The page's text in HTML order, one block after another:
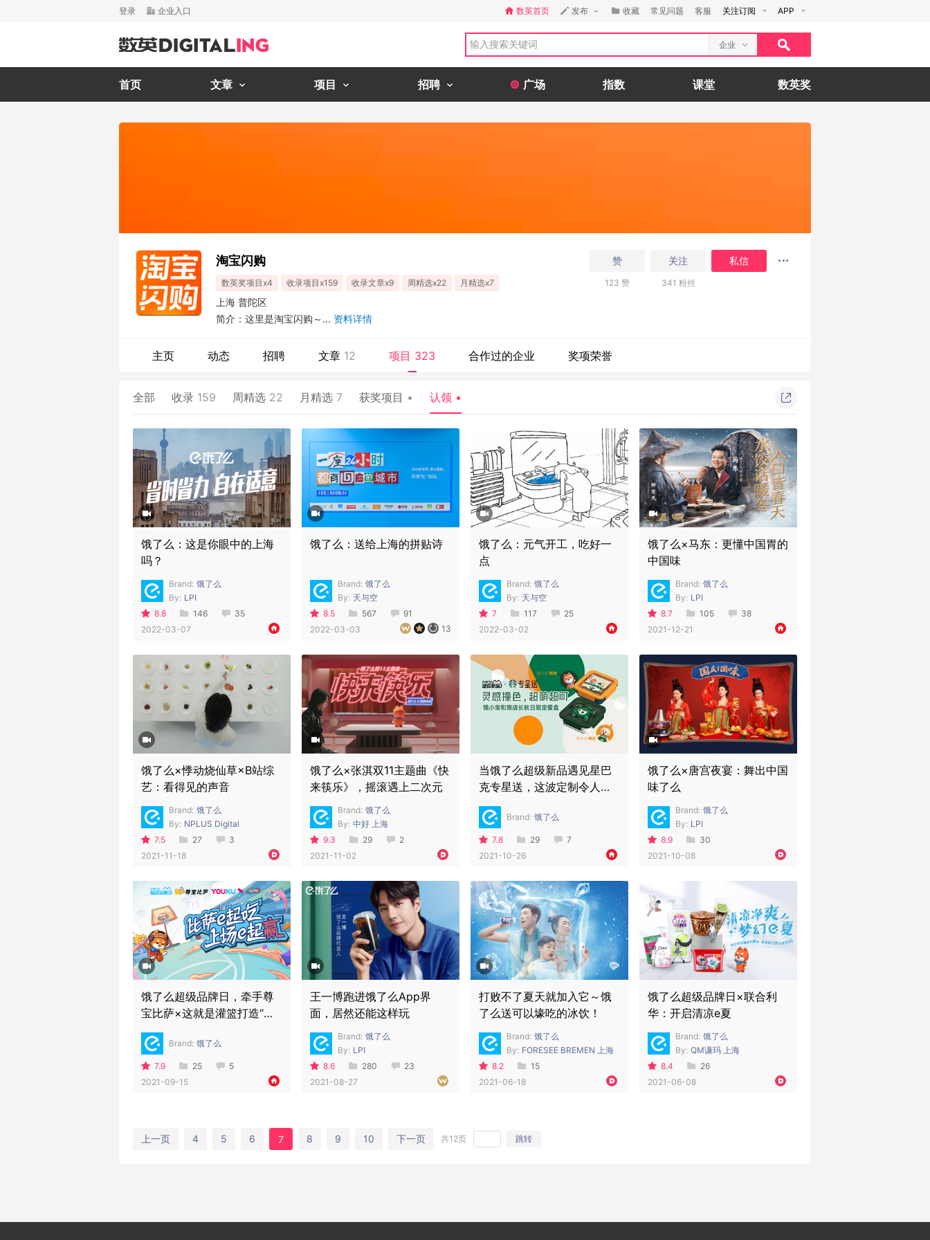
登录 企业入口 数英首页 发布 收藏 常见问题 客服 关注订阅 APP
企业
首页 文章 项目 招聘 广场 指数 课堂 数英奖
淘宝闪购
数英奖项目x4 收录项目x159 收录文章x9 周精选x22 月精选x7
赞 关注 私信
123 赞 341 粉丝
上海 普陀区
简介：这里是淘宝闪购～... 资料详情
主页 动态 招聘 文章 12 项目 323 合作过的企业 奖项荣誉
全部 收录 159 周精选 22 月精选 7 获奖项目 • 认领 •
饿了么：这是你眼中的上海
吗？
Brand: 饿了么
By: LPI
8.8
146
35
2022-03-07
饿了么：送给上海的拼贴诗
Brand: 饿了么
By: 天与空
8.5
567
91
2022-03-03
13
饿了么：元气开工，吃好一
点
Brand: 饿了么
By: 天与空
7
117
25
2022-03-02
饿了么×马东：更懂中国胃的
中国味
Brand: 饿了么
By: LPI
8.7
105
38
2021-12-21
饿了么×悸动烧仙草×B站综
艺：看得见的声音
Brand: 饿了么
By: NPLUS Digital
7.5
27
3
2021-11-18
饿了么×张淇双11主题曲《快
来筷乐》，摇滚遇上二次元
Brand: 饿了么
By: 中好 上海
9.3
29
2
2021-11-02
当饿了么超级新品遇见星巴
克专星送，这波定制令人上
头！
Brand: 饿了么
7.8 29
7
2021-10-26
饿了么×唐宫夜宴：舞出中国
味了么
Brand: 饿了么
By: LPI
8.9
30
2021-10-08
饿了么超级品牌日，牵手尊
宝比萨×这就是灌篮打造“黄
金三角”
Brand: 饿了么
7.9 25
5
2021-09-15
王一博跑进饿了么App界
面，居然还能这样玩
Brand: 饿了么
By: LPI
8.6
280
23
2021-08-27
打败不了夏天就加入它～饿
了么送可以壕吃的冰饮！
Brand: 饿了么
By: FORESEE BREMEN 上海
8.2
15
2021-06-18
饿了么超级品牌日×联合利
华：开启清凉e夏
Brand: 饿了么
By: QM谦玛 上海
8.4
26
2021-06-08
上一页 4 5 6 7 8 9 10 下一页 共12页 跳转